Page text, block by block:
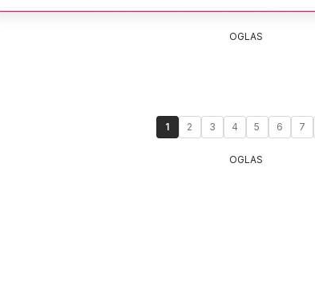
OGLAS
1 2 3 4 5 6 7
OGLAS